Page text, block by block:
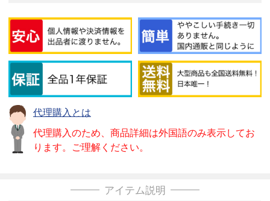
代理購入とは
代理購入のため、商品詳細は外国語のみ表示してお
ります。ご理解ください。
アイテム説明